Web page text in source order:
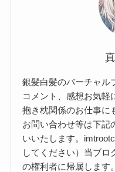
銀髪白髪のバーチャル
コメント、感想お気軽
抱き枕関係のお仕事に
お問い合わせ等は下記
いいたします。
してください）当ブロ
の権利者に帰属します。